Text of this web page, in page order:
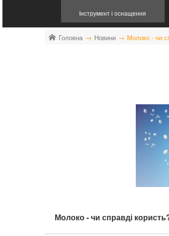
Інструмент і оснащення
Головна Новини Молоко - чи
Молоко - чи справді